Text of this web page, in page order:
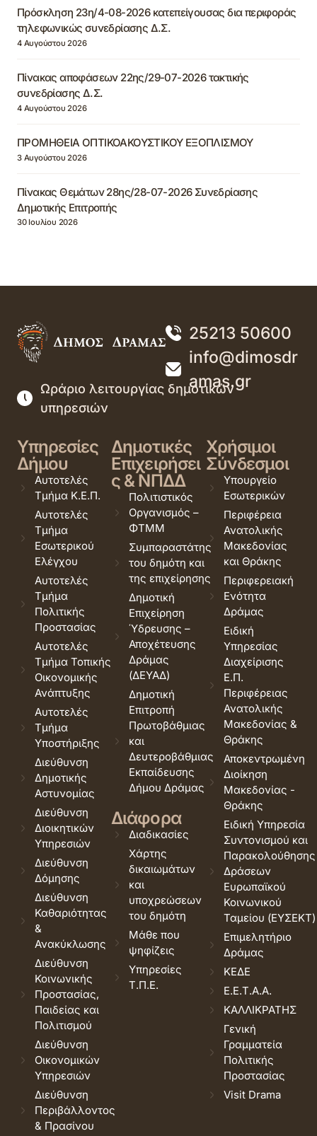
Πρόσκληση 23η/4-08-2026 κατεπείγουσας δια περιφοράς
τηλεφωνικώς συνεδρίασης Δ.Σ.
4 Αυγούστου 2026
Πίνακας αποφάσεων 22ης/29-07-2026 τακτικής
συνεδρίασης Δ.Σ.
4 Αυγούστου 2026
ΠΡΟΜΗΘΕΙΑ ΟΠΤΙΚΟΑΚΟΥΣΤΙΚΟΥ ΕΞΟΠΛΙΣΜΟΥ
3 Αυγούστου 2026
Πίνακας Θεμάτων 28ης/28-07-2026 Συνεδρίασης
Δημοτικής Επιτροπής
30 Ιουλίου 2026
25213 50600
info@dimosdr
amas.gr
Ωράριο λειτουργίας δημοτικών
υπηρεσιών
Υπηρεσίες
Δήμου
Αυτοτελές
Τμήμα Κ.Ε.Π.
Αυτοτελές
Τμήμα
Εσωτερικού
Ελέγχου
Αυτοτελές
Τμήμα
Πολιτικής
Προστασίας
Αυτοτελές
Τμήμα Τοπικής
Οικονομικής
Ανάπτυξης
Αυτοτελές
Τμήμα
Υποστήριξης
Διεύθυνση
Δημοτικής
Αστυνομίας
Διεύθυνση
Διοικητικών
Υπηρεσιών
Διεύθυνση
Δόμησης
Διεύθυνση
Καθαριότητας
&
Ανακύκλωσης
Διεύθυνση
Κοινωνικής
Προστασίας,
Παιδείας και
Πολιτισμού
Διεύθυνση
Οικονομικών
Υπηρεσιών
Διεύθυνση
Περιβάλλοντος
& Πρασίνου
Δημοτικές
Επιχειρήσει
ς & ΝΠΔΔ
Πολιτιστικός
Οργανισμός –
ΦΤΜΜ
Συμπαραστάτης
του δημότη και
της επιχείρησης
Δημοτική
Επιχείρηση
Ύδρευσης –
Αποχέτευσης
Δράμας
(ΔΕΥΑΔ)
Δημοτική
Επιτροπή
Πρωτοβάθμιας
και
Δευτεροβάθμιας
Εκπαίδευσης
Δήμου Δράμας
Διάφορα
Διαδικασίες
Χάρτης
δικαιωμάτων
και
υποχρεώσεων
του δημότη
Μάθε που
ψηφίζεις
Υπηρεσίες
Τ.Π.Ε.
Χρήσιμοι
Σύνδεσμοι
Υπουργείο
Εσωτερικών
Περιφέρεια
Ανατολικής
Μακεδονίας
και Θράκης
Περιφερειακή
Ενότητα
Δράμας
Ειδική
Υπηρεσίας
Διαχείρισης
Ε.Π.
Περιφέρειας
Ανατολικής
Μακεδονίας &
Θράκης
Αποκεντρωμένη
Διοίκηση
Μακεδονίας -
Θράκης
Ειδική Υπηρεσία
Συντονισμού και
Παρακολούθησης
Δράσεων
Ευρωπαϊκού
Κοινωνικού
Ταμείου (ΕΥΣΕΚΤ)
Επιμελητήριο
Δράμας
ΚΕΔΕ
Ε.Ε.Τ.Α.Α.
ΚΑΛΛΙΚΡΑΤΗΣ
Γενική
Γραμματεία
Πολιτικής
Προστασίας
Visit Drama